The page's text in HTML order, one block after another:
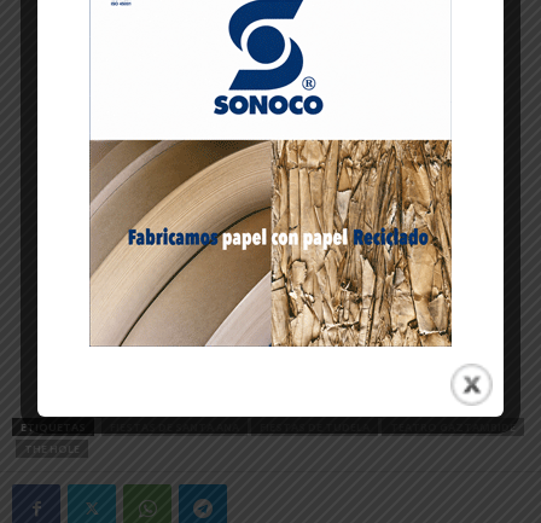
ETIQUETAS
TEATRO GAZTAMBIDE
THE HOLE